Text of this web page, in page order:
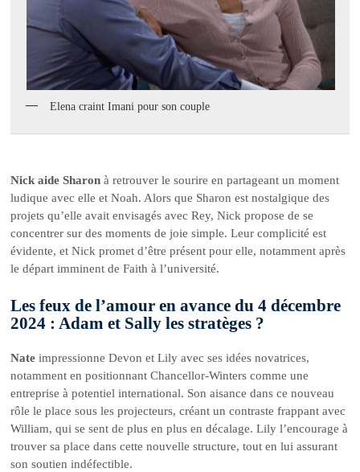
Elena craint Imani pour son couple
Nick aide Sharon à retrouver le sourire en partageant un moment
ludique avec elle et Noah. Alors que Sharon est nostalgique des
projets qu’elle avait envisagés avec Rey, Nick propose de se
concentrer sur des moments de joie simple. Leur complicité est
évidente, et Nick promet d’être présent pour elle, notamment après
le départ imminent de Faith à l’université.
Les feux de l’amour en avance du 4 décembre
2024 : Adam et Sally les stratèges ?
Nate impressionne Devon et Lily avec ses idées novatrices,
notamment en positionnant Chancellor-Winters comme une
entreprise à potentiel international. Son aisance dans ce nouveau
rôle le place sous les projecteurs, créant un contraste frappant avec
William, qui se sent de plus en plus en décalage. Lily l’encourage à
trouver sa place dans cette nouvelle structure, tout en lui assurant
son soutien indéfectible.